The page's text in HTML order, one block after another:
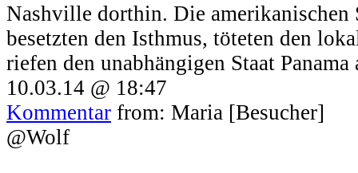
Nashville dorthin. Die amerikanischen
besetzten den Isthmus, töteten den
riefen den unabhängigen Staat Panama
10.03.14 @ 18:47
Kommentar from: Maria [Besucher]
@Wolf